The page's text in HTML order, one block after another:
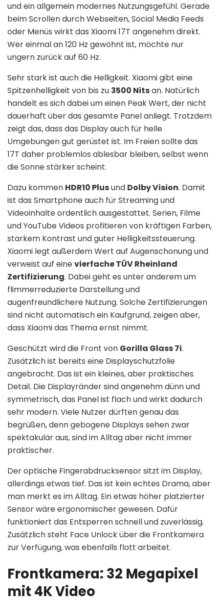
und ein allgemein modernes Nutzungsgefühl. Gerade
beim Scrollen durch Webseiten, Social Media Feeds
oder Menüs wirkt das Xiaomi 17T angenehm direkt.
Wer einmal an 120 Hz gewöhnt ist, möchte nur
ungern zurück auf 60 Hz.
Sehr stark ist auch die Helligkeit. Xiaomi gibt eine
Spitzenhelligkeit von bis zu 3500 Nitsan. Natürlich
handelt es sich dabei um einen Peak Wert, der nicht
dauerhaft über das gesamte Panel anliegt. Trotzdem
zeigt das, dass das Display auch für helle
Umgebungen gut gerüstet ist. Im Freien sollte das
17T daher problemlos ablesbar bleiben, selbst wenn
die Sonne stärker scheint.
Dazu kommen HDR10 Plusund Dolby Vision. Damit
ist das Smartphone auch für Streaming und
Videoinhalte ordentlich ausgestattet. Serien, Filme
und YouTube Videos profitieren von kräftigen Farben,
starkem Kontrast und guter Helligkeitssteuerung.
Xiaomi legt außerdem Wert auf Augenschonung und
verweist auf einevierfache TÜV Rheinland
Zertifizierung. Dabei geht es unter anderem um
flimmerreduzierte Darstellung und
augenfreundlichere Nutzung. Solche Zertifizierungen
sind nicht automatisch ein Kaufgrund, zeigen aber,
dass Xiaomi das Thema ernst nimmt.
Geschützt wird die Front von Gorilla Glass 7i.
Zusätzlich ist bereits eine Displayschutzfolie
angebracht. Das ist ein kleines, aber praktisches
Detail. Die Displayränder sind angenehm dünn und
symmetrisch, das Panel ist flach und wirkt dadurch
sehr modern. Viele Nutzer dürften genau das
begrüßen, denn gebogene Displays sehen zwar
spektakulär aus, sind im Alltag aber nicht immer
praktischer.
Der optische Fingerabdrucksensor sitzt im Display,
allerdings etwas tief. Das ist kein echtes Drama, aber
man merkt es im Alltag. Ein etwas höher platzierter
Sensor wäre ergonomischer gewesen. Dafür
funktioniert das Entsperren schnell und zuverlässig.
Zusätzlich steht Face Unlock über die Frontkamera
zur Verfügung, was ebenfalls flott arbeitet.
Frontkamera: 32 Megapixel
mit 4K Video